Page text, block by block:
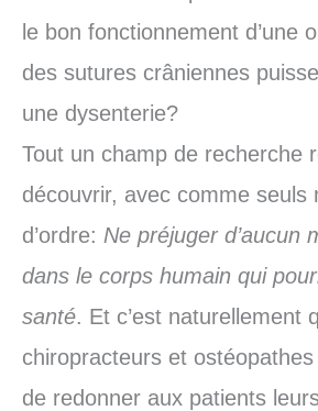
le bon fonctionnement d’une
des sutures crâniennes
une dysenterie?
Tout un champ de recherche
découvrir, avec comme seuls
d’ordre: Ne préjuger d’aucun
dans le corps humain qui
santé. Et c’est naturellement
chiropracteurs et
de redonner aux patients